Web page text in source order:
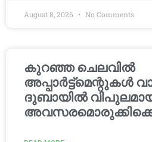
August 8, 2026 No Comments
കുറഞ്ഞ ചെലവിൽ
അപ്പാർട്ട്മെന്റുകൾ
ദുബായിൽ